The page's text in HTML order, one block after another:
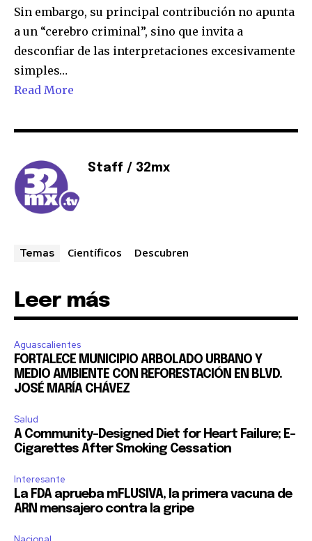
Únete a nuestra comunidad de
suscriptores y sé parte de la
conversación.
y da click en el botón de "suscribir". No te preocupes,
SUSCRIBIR
Seguidores Seguidores
Sin embargo, su principal contribución no apunta
a un “cerebro criminal”, sino que invita a
desconfiar de las interpretaciones excesivamente
simples…
Read More
Staff / 32mx
Temas Científicos Descubren
Leer más
Aguascalientes
FORTALECE MUNICIPIO ARBOLADO URBANO Y
MEDIO AMBIENTE CON REFORESTACIÓN EN BLVD.
JOSÉ MARÍA CHÁVEZ
Salud
A Community-Designed Diet for Heart Failure; E-
Cigarettes After Smoking Cessation
Interesante
La FDA aprueba mFLUSIVA, la primera vacuna de
ARN mensajero contra la gripe